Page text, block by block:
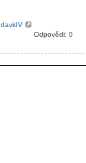
davidV
Odpovědi: 0